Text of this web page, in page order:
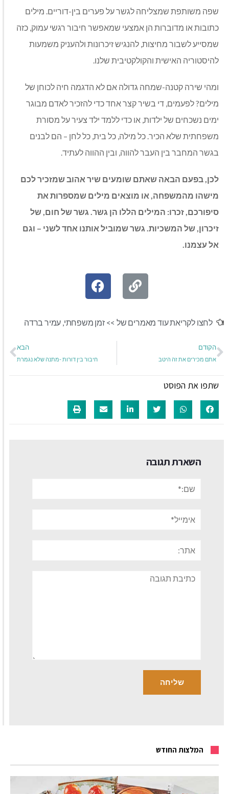
שפה משותפת שמצליחה לגשר על פערים בין-דוריים. מילים
כתובות או מדוברות הן אמצעי שמאפשר חיבור רגשי עמוק, כזה
שמסייע לשבור מחיצות, להנגיש זיכרונות ולהעניק משמעות
להיסטוריה האישית והקולקטיבית שלנו.
ומהי שירה קטנה-שמחה גדולה אם לא הדגמה חיה לכוחן של
מילים? לפעמים, די בשיר קצר אחד כדי להזכיר לאדם מבוגר
ימים נשכחים של ילדות, או כדי ללמד ילד צעיר על מסורת
משפחתית שלא הכיר. כל מילה, כל בית, כל לחן – הם לבנים
בגשר המחבר בין העבר להווה, ובין ההווה לעתיד.
לכן, בפעם הבאה שאתם שומעים שיר אהוב שמזכיר לכם
מישהו מהמשפחה, או מוצאים מילים שמספרות את
סיפורכם, זכרו: המילים הללו הן גשר. גשר של חום, של
זיכרון, של המשכיות. גשר שמוביל אותנו אחד לשני – וגם
אל עצמנו.
לחצו לקריאת עוד מאמרים של >> זמן משפחתי, עמיר ברדה
הקודם
אתם מכירים את זה היטב
הבא
חיבור בין דורות -מתנה שלא נגמרת
שתפו את הפוסט
השארת תגובה
תגובה
המלצות החודש